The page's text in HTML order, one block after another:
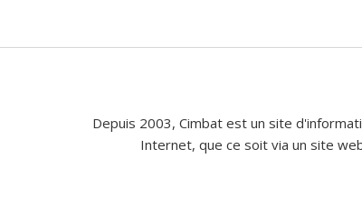
Depuis 2003, Cimbat est un site
Internet, que ce soit via un site